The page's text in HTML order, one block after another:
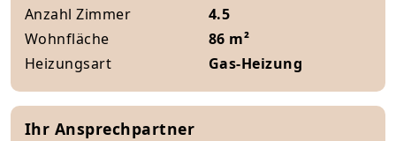
Anzahl Zimmer
4.5
Wohnfläche
86 m²
Heizungsart
Gas-Heizung
Ihr Ansprechpartner